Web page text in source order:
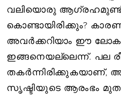
വലിയൊരു
കൊണ്ടായിരിക്കും?
അവർക്കറിയാം ഈ
ഇങ്ങനെയല്ലെന്ന്. പല
തകർന്നിരിക്കുകയാണ്,
സൃഷ്ടിയുടെ ആരംഭം